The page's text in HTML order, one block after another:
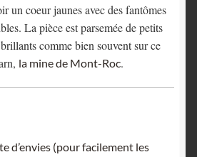
un coeur jaunes avec des fantômes
La pièce est parsemée de petits
comme bien souvent sur ce
la mine de Mont-Roc.
d’envies (pour facilement les